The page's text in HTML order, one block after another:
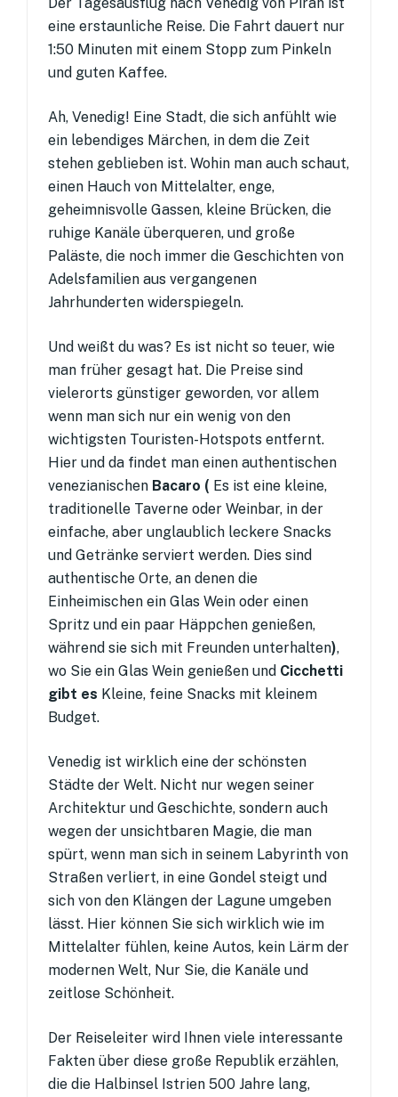
eine erstaunliche Reise. Die Fahrt dauert nur
1:50 Minuten mit einem Stopp zum Pinkeln
und guten Kaffee.
Ah, Venedig! Eine Stadt, die sich anfühlt wie
ein lebendiges Märchen, in dem die Zeit
stehen geblieben ist. Wohin man auch schaut,
einen Hauch von Mittelalter, enge,
geheimnisvolle Gassen, kleine Brücken, die
ruhige Kanäle überqueren, und große
Paläste, die noch immer die Geschichten von
Adelsfamilien aus vergangenen
Jahrhunderten widerspiegeln.
Und weißt du was? Es ist nicht so teuer, wie
man früher gesagt hat. Die Preise sind
vielerorts günstiger geworden, vor allem
wenn man sich nur ein wenig von den
wichtigsten Touristen-Hotspots entfernt.
Hier und da findet man einen authentischen
venezianischen Bacaro ( Es ist eine kleine,
traditionelle Taverne oder Weinbar, in der
einfache, aber unglaublich leckere Snacks
und Getränke serviert werden. Dies sind
authentische Orte, an denen die
Einheimischen ein Glas Wein oder einen
Spritz und ein paar Häppchen genießen,
während sie sich mit Freunden unterhalten),
wo Sie ein Glas Wein genießen und Cicchetti
gibt es Kleine, feine Snacks mit kleinem
Budget.
Venedig ist wirklich eine der schönsten
Städte der Welt. Nicht nur wegen seiner
Architektur und Geschichte, sondern auch
wegen der unsichtbaren Magie, die man
spürt, wenn man sich in seinem Labyrinth von
Straßen verliert, in eine Gondel steigt und
sich von den Klängen der Lagune umgeben
lässt. Hier können Sie sich wirklich wie im
Mittelalter fühlen, keine Autos, kein Lärm der
modernen Welt, Nur Sie, die Kanäle und
zeitlose Schönheit.
Der Reiseleiter wird Ihnen viele interessante
Fakten über diese große Republik erzählen,
die die Halbinsel Istrien 500 Jahre lang,